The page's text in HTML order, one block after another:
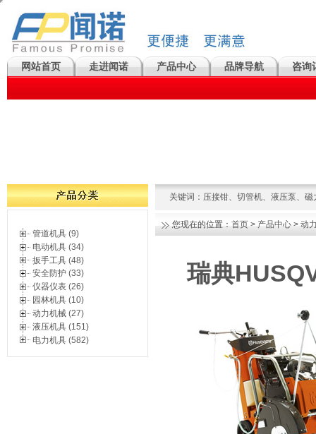
网站首页 走进闻诺 产品中心 品牌导航 咨询
管道机具 (9)
电动机具 (34)
扳手工具 (48)
安全防护 (33)
仪器仪表 (26)
园林机具 (10)
动力机械 (27)
液压机具 (151)
电力机具 (582)
关键词： 压接钳、 切管机、 液压泵、 磁
您现在的位置： 首页 > 产品中心 > 动
瑞典